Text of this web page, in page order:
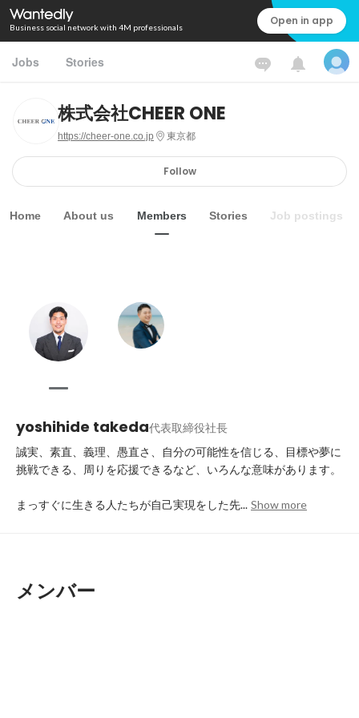
Business social network with 4M professionals Open in app
Jobs Stories
株式会社CHEER ONE
https://cheer-one.co.jp 東京都
Follow
Home About us Members Stories Job postings
yoshihide takeda代表取締役社長
誠実、素直、義理、愚直さ、自分の可能性を信じる、目標や夢に
挑戦できる、周りを応援できるなど、いろんな意味があります。
まっすぐに生きる人たちが自己実現をした先... Show more
メンバー